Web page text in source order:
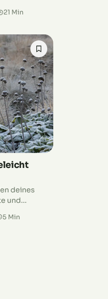
aus
und lass
21 Min
deines
und
5 Min